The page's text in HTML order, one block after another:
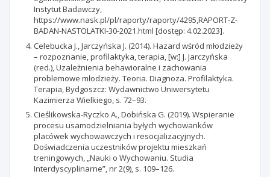
Instytut Badawczy,
https://www.nask.pl/pl/raporty/raporty/4295,RAPORT-Z-
BADAN-NASTOLATKI-30-2021.html [dostęp: 4.02.2023].
Celebucka J., Jarczyńska J. (2014). Hazard wśród młodzieży
– rozpoznanie, profilaktyka, terapia, [w:] J. Jarczyńska
(red.), Uzależnienia behawioralne i zachowania
problemowe młodzieży. Teoria. Diagnoza. Profilaktyka.
Terapia, Bydgoszcz: Wydawnictwo Uniwersytetu
Kazimierza Wielkiego, s. 72–93.
Cieślikowska-Ryczko A., Dobińska G. (2019). Wspieranie
procesu usamodzielniania byłych wychowanków
placówek wychowawczych i resocjalizacyjnych.
Doświadczenia uczestników projektu mieszkań
treningowych, „Nauki o Wychowaniu. Studia
Interdyscyplinarne”, nr 2(9), s. 109–126.